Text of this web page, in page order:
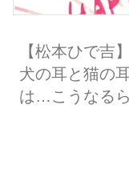
【松本ひで吉
犬の耳と猫の
は…こうなる